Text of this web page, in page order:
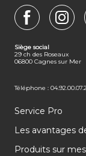
Siège social
29 ch des Roseaux
06800 Cagnes sur Mer
Téléphone :
Service Pro
Les avantages
Produits sur